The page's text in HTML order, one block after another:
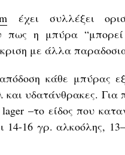
έχει συλλέξει
πως η μπύρα
με άλλα
κάθε μπύρας
και υδατάνθρακες. Για
–το είδος που
14-16 γρ. αλκοόλης,